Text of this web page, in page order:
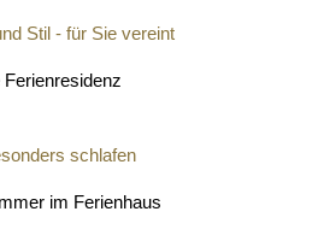
Ferienresidenz
im Ferienhaus